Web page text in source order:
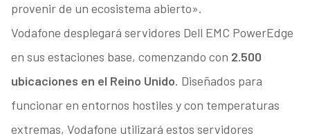
provenir de un ecosistema abierto».
Vodafone desplegará servidores Dell EMC PowerEdge
en sus estaciones base, comenzando con 2.500
ubicaciones en el Reino Unido. Diseñados para
funcionar en entornos hostiles y con temperaturas
extremas, Vodafone utilizará estos servidores